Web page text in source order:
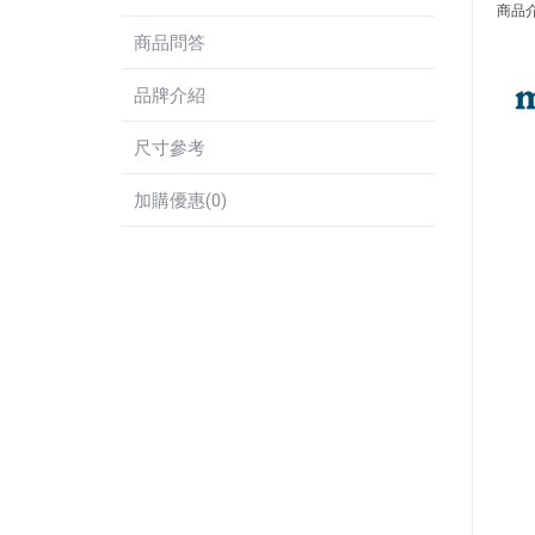
商品問答
品牌介紹
尺寸參考
加購優惠(0)
商品